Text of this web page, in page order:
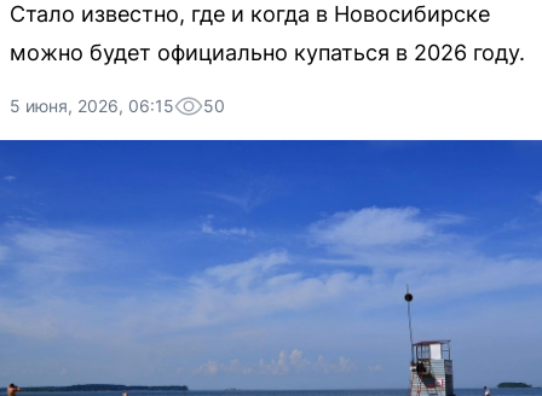
Стало известно, где и когда в Новосибирске
можно будет официально купаться в 2026 году.
5 июня, 2026, 06:15 50